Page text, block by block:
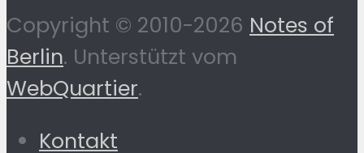
Copyright © 2010-2026 Notes of
Berlin. Unterstützt vom
WebQuartier.
Kontakt